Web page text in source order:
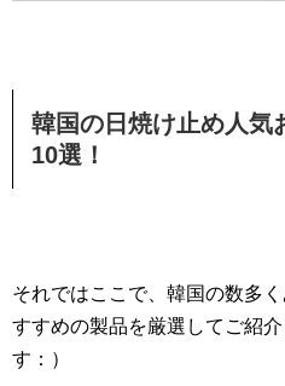
韓国の日焼け止め人気
10選！
それではここで、韓国の数多
すすめの製品を厳選してご紹
す：）